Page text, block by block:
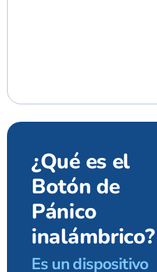
¿Qué es el
Botón de
Pánico
inalámbrico?
Es un dispositivo